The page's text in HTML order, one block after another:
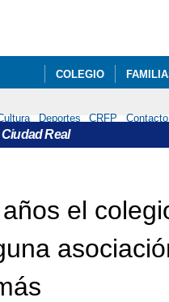
COLEGIO
Deportes CRFP Contacto
Real
el